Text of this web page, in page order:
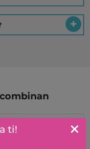
MAGNOLIA -
ti!